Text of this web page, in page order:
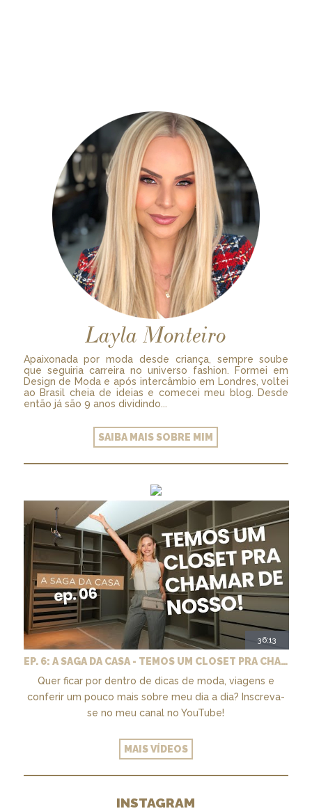
Layla Monteiro
Apaixonada por moda desde criança, sempre soube
que seguiria carreira no universo fashion. Formei em
Design de Moda e após intercâmbio em Londres, voltei
ao Brasil cheia de ideias e comecei meu blog. Desde
então já são 9 anos dividindo...
SAIBA MAIS SOBRE MIM
36:13
EP. 6: A SAGA DA CASA - TEMOS UM CLOSET PRA CHAMAR DE NOSSO + MARCENARIA E PAISAGISMO
Quer ficar por dentro de dicas de moda, viagens e
conferir um pouco mais sobre meu dia a dia? Inscreva-
se no meu canal no YouTube!
MAIS VÍDEOS
INSTAGRAM